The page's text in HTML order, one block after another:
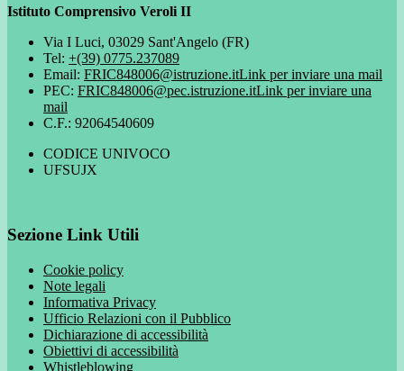
Istituto Comprensivo Veroli II
Via I Luci, 03029 Sant'Angelo (FR)
Tel: +(39) 0775.237089
Email: FRIC848006@istruzione.itLink per inviare una mail
PEC: FRIC848006@pec.istruzione.itLink per inviare una
mail
C.F.: 92064540609
CODICE UNIVOCO
UFSUJX
Sezione Link Utili
Cookie policy
Note legali
Informativa Privacy
Ufficio Relazioni con il Pubblico
Dichiarazione di accessibilità
Obiettivi di accessibilità
Whistleblowing